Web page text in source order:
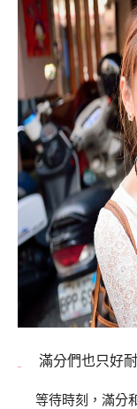
滿分們也只好
等待時刻，滿分